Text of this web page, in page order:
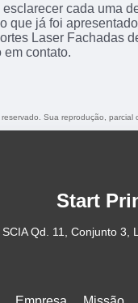
cada uma
que já foi
Laser Fachadas
em contato.
Sua reprodução,
Start
SCIA Qd. 11, Conjunto 3,